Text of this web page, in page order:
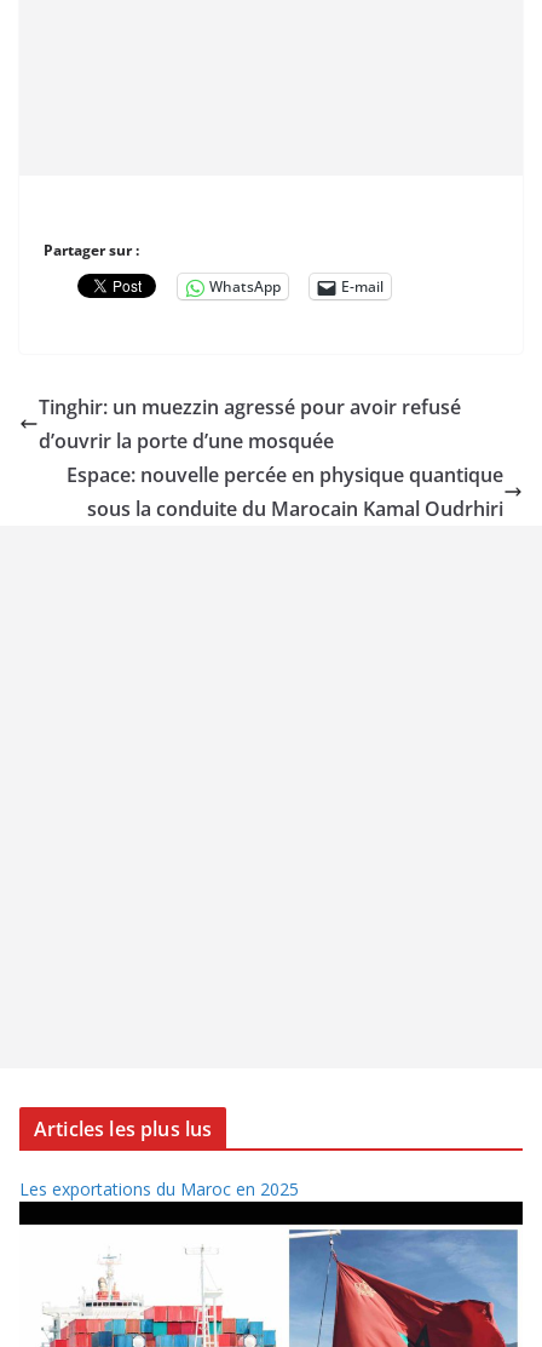
Partager sur :
WhatsApp
E-mail
Tinghir: un muezzin agressé pour avoir refusé
d’ouvrir la porte d’une mosquée
Espace: nouvelle percée en physique quantique
sous la conduite du Marocain Kamal Oudrhiri
Articles les plus lus
Les exportations du Maroc en 2025